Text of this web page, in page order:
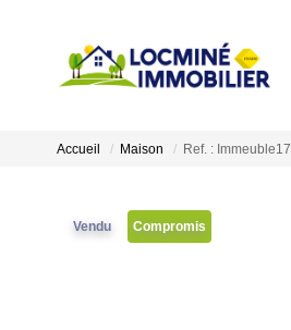
Accueil Maison Ref. : Immeuble17
Vendu Compromis